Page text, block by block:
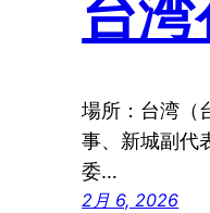
台
場所：台湾（
事、新城副代
委…
2月 6, 2026